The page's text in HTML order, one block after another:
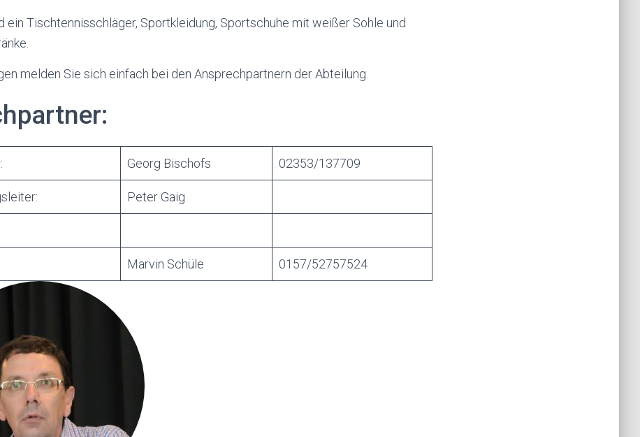
ein Tischtennisschläger, Sportkleidung, Sportschuhe mit weißer Sohle und
melden Sie sich einfach bei den Ansprechpartnern der Abteilung.
Georg Bischofs 02353/137709
Peter Gaig
Marvin Schüle 0157/52757524